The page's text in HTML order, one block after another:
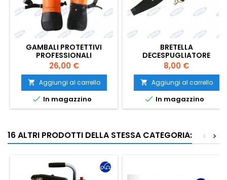
GAMBALI PROTETTIVI
PROFESSIONALI
Prezzo
26,00 €
 Aggiungi al carrello
 In magazzino
BRETELLA
DECESPUGLIATORE
DIAGONALE
Prezzo
8,00 €
 Aggiungi al carrello
 In magazzino
16 ALTRI PRODOTTI DELLA STESSA CATEGORIA: >
<